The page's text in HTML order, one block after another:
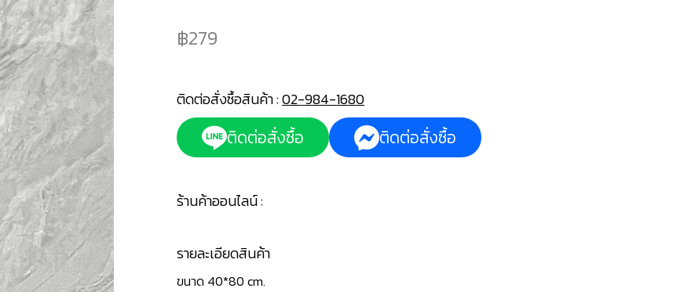
279
ติดต่อสั่งซื้อสินค้า :02-984-1680
ติดต่อสั่งซื้อ ติดต่อสั่งซื้อ
ร้านค้าออนไลน์ :
รายละเอียดสินค้า
ขนาด 40*80 cm.